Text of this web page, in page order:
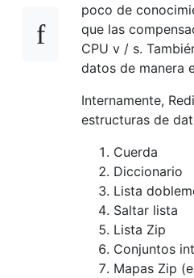
poco de
que las
CPU v / s.
datos de manera
Internamente,
estructuras de
Cuerda
Diccionario
Lista
Saltar lista
Lista Zip
Conjuntos int
Mapas Zip